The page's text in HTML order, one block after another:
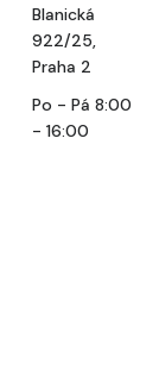
Blanická
922/25,
Praha 2
Po - Pá 8:00
- 16:00